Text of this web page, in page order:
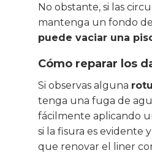
No obstante, si las
mantenga un fondo
puede vaciar una
Cómo reparar los
Si observas alguna
tenga una fuga de
fácilmente aplicando
si la fisura es evidente
que renovar el liner